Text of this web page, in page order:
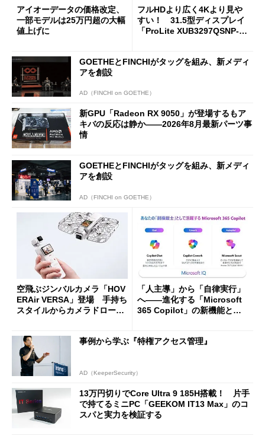
アイオーデータの価格改定、
一部モデルは25万円超の大幅
値上げに
フルHDより広く4Kより見や
すい！ 31.5型ディスプレイ
「ProLite XUB3297QSNP-B
GOETHEとFINCHIがタッグを組み、新メディ
アを創設
AD（FINCHI on GOETHE）
新GPU「Radeon RX 9050」が登場するもア
キバの反応は静か――2026年8月最新パーツ事
情
GOETHEとFINCHIがタッグを組み、新メディ
アを創設
AD（FINCHI on GOETHE）
空飛ぶジンバルカメラ「HOV
ERAir VERSA」登場 手持ち
スタイルからカメラドローン
「人主導」から「自律実行」
へ――進化する「Microsoft
365 Copilot」の新機能とエ
事例から学ぶ『特権アクセス管理』
AD（KeeperSecurity）
13万円切りでCore Ultra 9 185H搭載！ 片手
で持てるミニPC「GEEKOM IT13 Max」のコ
スパと実力を検証する